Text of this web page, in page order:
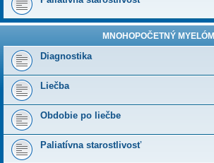
MNOHOPOČETNÝ MYELÓM
Diagnostika
Liečba
Obdobie po liečbe
Paliatívna starostlivosť